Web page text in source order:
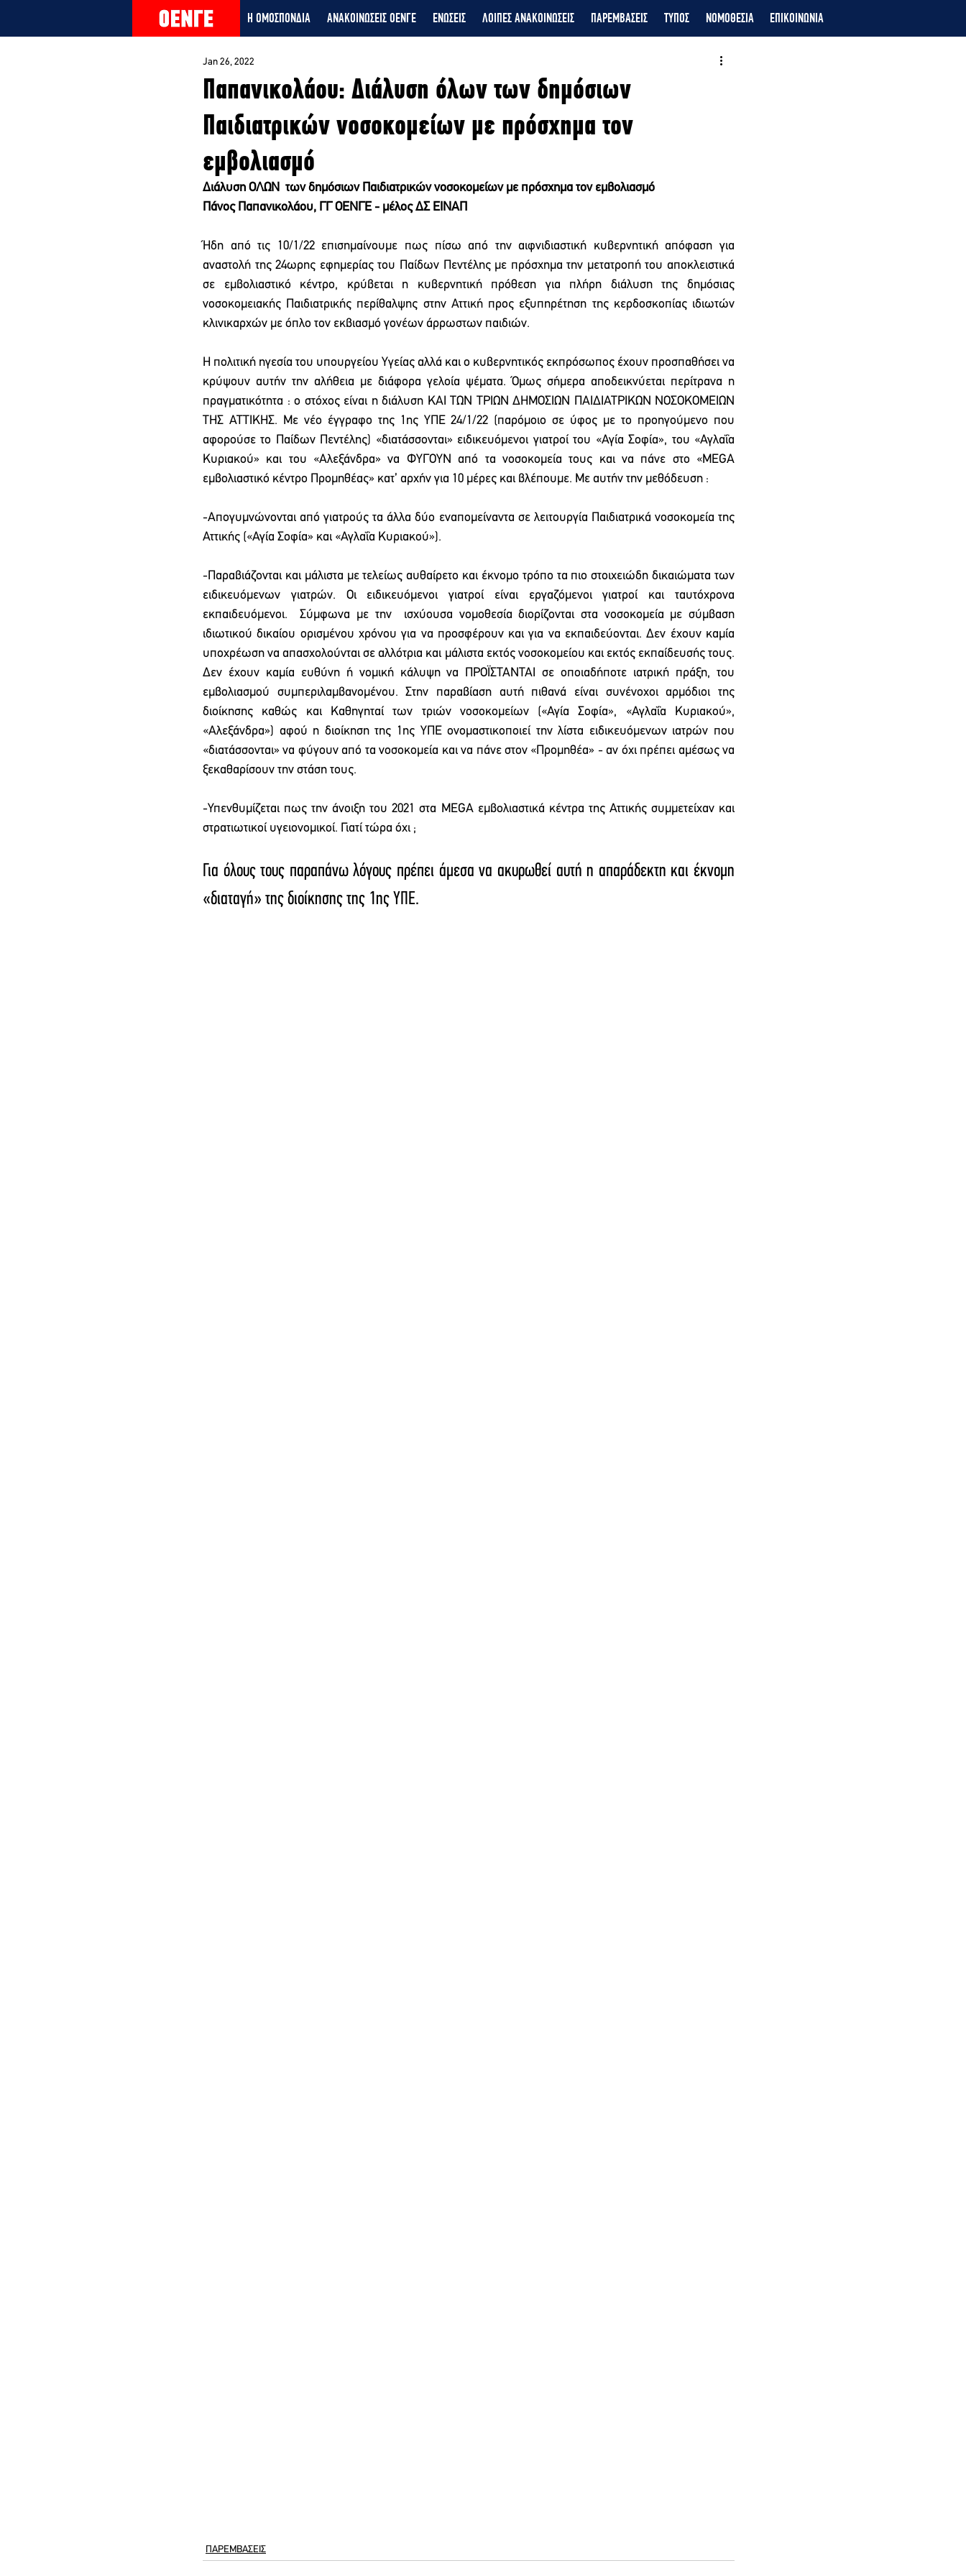
Η ΟΜΟΣΠΟΝΔΙΑ ΑΝΑΚΟΙΝΩΣΕΙΣ ΟΕΝΓΕ ΕΝΩΣΕΙΣ ΛΟΙΠΕΣ ΑΝΑΚΟΙΝΩΣΕΙΣ ΠΑΡΕΜΒΑΣΕΙΣ ΤΥΠΟΣ ΝΟΜΟΘΕΣΙΑ ΕΠΙΚΟΙΝΩΝΙΑ
Παπανικολάου: Διάλυση όλων των δημόσιων
Παιδιατρικών νοσοκομείων με πρόσχημα τον
εμβολιασμό
Jan 26, 2022
Διάλυση ΟΛΩΝ  των δημόσιων Παιδιατρικών νοσοκομείων με πρόσχημα τον εμβολιασμό
Πάνος Παπανικολάου, ΓΓ ΟΕΝΓΕ - μέλος ΔΣ ΕΙΝΑΠ
Ήδη από τις 10/1/22 επισημαίνουμε πως πίσω από την αιφνιδιαστική κυβερνητική απόφαση για
αναστολή της 24ωρης εφημερίας του Παίδων Πεντέλης με πρόσχημα την μετατροπή του αποκλειστικά
σε εμβολιαστικό κέντρο, κρύβεται η κυβερνητική πρόθεση για πλήρη διάλυση της δημόσιας
νοσοκομειακής Παιδιατρικής περίθαλψης στην Αττική προς εξυπηρέτηση της κερδοσκοπίας ιδιωτών
κλινικαρχών με όπλο τον εκβιασμό γονέων άρρωστων παιδιών.
Η πολιτική ηγεσία του υπουργείου Υγείας αλλά και ο κυβερνητικός εκπρόσωπος έχουν προσπαθήσει να
κρύψουν αυτήν την αλήθεια με διάφορα γελοία ψέματα. Όμως σήμερα αποδεικνύεται περίτρανα η
πραγματικότητα : ο στόχος είναι η διάλυση ΚΑΙ ΤΩΝ ΤΡΙΩΝ ΔΗΜΟΣΙΩΝ ΠΑΙΔΙΑΤΡΙΚΩΝ ΝΟΣΟΚΟΜΕΙΩΝ
ΤΗΣ ΑΤΤΙΚΗΣ. Με νέο έγγραφο της 1ης ΥΠΕ 24/1/22 (παρόμοιο σε ύφος με το προηγούμενο που
αφορούσε το Παίδων Πεντέλης) «διατάσσονται» ειδικευόμενοι γιατροί του «Αγία Σοφία», του «Αγλαΐα
Κυριακού» και του «Αλεξάνδρα» να ΦΥΓΟΥΝ από τα νοσοκομεία τους και να πάνε στο «MEGA
εμβολιαστικό κέντρο Προμηθέας» κατ’ αρχήν για 10 μέρες και βλέπουμε. Με αυτήν την μεθόδευση :
-Απογυμνώνονται από γιατρούς τα άλλα δύο εναπομείναντα σε λειτουργία Παιδιατρικά νοσοκομεία της
Αττικής («Αγία Σοφία» και «Αγλαΐα Κυριακού»).
-Παραβιάζονται και μάλιστα με τελείως αυθαίρετο και έκνομο τρόπο τα πιο στοιχειώδη δικαιώματα των
ειδικευόμενων γιατρών. Οι ειδικευόμενοι γιατροί είναι εργαζόμενοι γιατροί και ταυτόχρονα
εκπαιδευόμενοι.  Σύμφωνα με την  ισχύουσα νομοθεσία διορίζονται στα νοσοκομεία με σύμβαση
ιδιωτικού δικαίου ορισμένου χρόνου για να προσφέρουν και για να εκπαιδεύονται. Δεν έχουν καμία
υποχρέωση να απασχολούνται σε αλλότρια και μάλιστα εκτός νοσοκομείου και εκτός εκπαίδευσής τους.
Δεν έχουν καμία ευθύνη ή νομική κάλυψη να ΠΡΟΪΣΤΑΝΤΑΙ σε οποιαδήποτε ιατρική πράξη, του
εμβολιασμού συμπεριλαμβανομένου. Στην παραβίαση αυτή πιθανά είναι συνένοχοι αρμόδιοι της
διοίκησης καθώς και Καθηγηταί των τριών νοσοκομείων («Αγία Σοφία», «Αγλαΐα Κυριακού»,
«Αλεξάνδρα») αφού η διοίκηση της 1ης ΥΠΕ ονομαστικοποιεί την λίστα ειδικευόμενων ιατρών που
«διατάσσονται» να φύγουν από τα νοσοκομεία και να πάνε στον «Προμηθέα» - αν όχι πρέπει αμέσως να
ξεκαθαρίσουν την στάση τους.
-Υπενθυμίζεται πως την άνοιξη του 2021 στα MEGA εμβολιαστικά κέντρα της Αττικής συμμετείχαν και
στρατιωτικοί υγειονομικοί. Γιατί τώρα όχι ;
Για όλους τους παραπάνω λόγους πρέπει άμεσα να ακυρωθεί αυτή η απαράδεκτη και έκνομη
«διαταγή» της διοίκησης της 1ης ΥΠΕ.
ΠΑΡΕΜΒΑΣΕΙΣ